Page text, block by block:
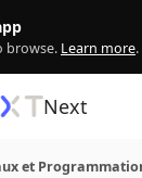
browse. Learn more.
Next
et